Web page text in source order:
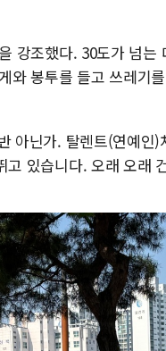
강조했다. 30도가 넘
와 봉투를 들고 쓰레기
아닌가. 탈렌트(연예
있습니다. 오래 오래